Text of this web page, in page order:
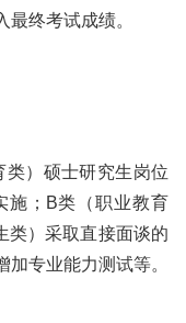
终考试成绩。
）硕士研究生岗位
施；B类（职业教育
类）采取直接面谈的
专业能力测试等。